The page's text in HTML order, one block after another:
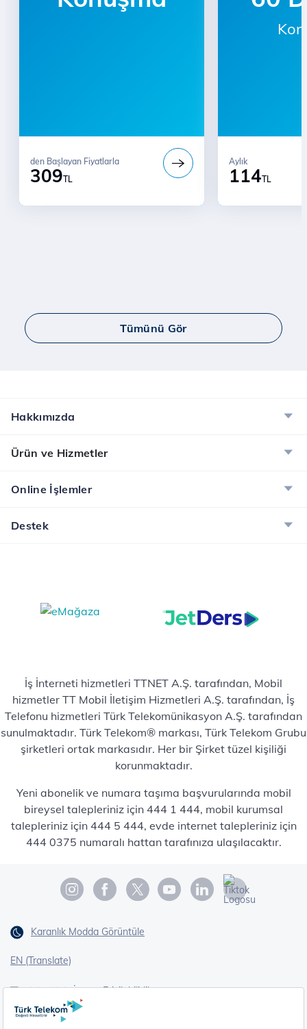
309TL
den Başlayan Fiyatlarla
114TL
Aylık
Tümünü Gör
Hakkımızda
Ürün ve Hizmetler
Online İşlemler
Destek
İş İnterneti hizmetleri TTNET A.Ş. tarafından, Mobil
hizmetler TT Mobil İletişim Hizmetleri A.Ş. tarafından, İş
Telefonu hizmetleri Türk Telekomünikasyon A.Ş. tarafından
sunulmaktadır. Türk Telekom® markası, Türk Telekom Grubu
şirketleri ortak markasıdır. Her bir Şirket tüzel kişiliği
korunmaktadır.
Yeni abonelik ve numara taşıma başvurularında mobil
bireysel talepleriniz için 444 1 444, mobil kurumsal
talepleriniz için 444 5 444, evde internet talepleriniz için
444 0375 numaralı hattan tarafınıza ulaşılacaktır.
Karanlık Modda Görüntüle
EN (Translate)
Erişilebilirlik